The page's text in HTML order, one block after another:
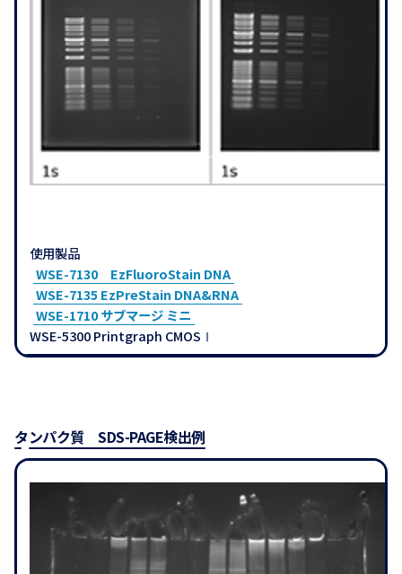
使用製品
WSE-7130 EzFluoroStain DNA
WSE-7135 EzPreStain DNA&RNA
WSE-1710 サブマージ ミニ
WSE-5300 Printgraph CMOSⅠ
タンパク質 SDS-PAGE検出例